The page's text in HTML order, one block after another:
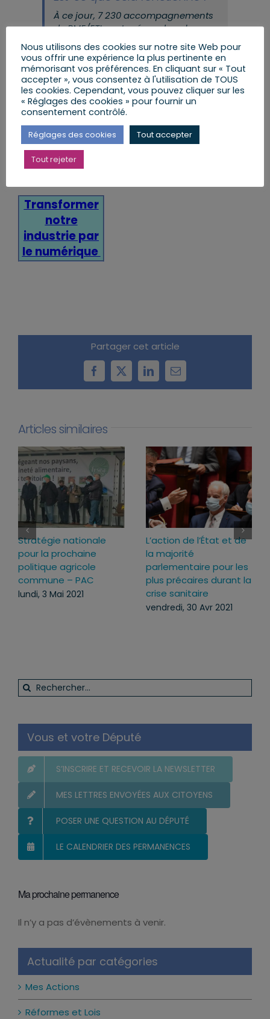
À ce jour, 7 230 accompagnements
de PME/ETI sont prévus dans les
conventions Etat-Région validées ;
315 entreprises ont déjà démarré
leur accompagnement.
Pour en savoir plus
Ministère de
l’Économie et
des Finances
Transformer
notre
industrie par
le numérique
Partager cet article
Facebook
X LinkedInEmail
Articles similaires
nationale
prochaine
agricole
– PAC
Mai 2021
L’action de l’État et de
la majorité
parlementaire pour les
plus précaires durant la
crise sanitaire
vendredi, 30 Avr 2021
Une
Rechercher:
Vous et votre Député
S’INSCRIRE ET RECEVOIR LA NEWSLETTER
MES LETTRES ENVOYÉES AUX CITOYENS
POSER UNE QUESTION AU DÉPUTÉ
LE CALENDRIER DES PERMANENCES
Ma prochaine permanence
Notice
Il n’y a pas d’évènements à venir.
Actualité par catégories
Mes Actions
Réformes et Lois
Nous utilisons des cookies sur notre site Web pour
vous offrir une expérience la plus pertinente en
mémorisant vos préférences. En cliquant sur « Tout
accepter », vous consentez à l'utilisation de TOUS
les cookies. Cependant, vous pouvez cliquer sur les
« Réglages des cookies » pour fournir un
consentement contrôlé.
Réglages des cookies Tout accepter
Tout rejeter